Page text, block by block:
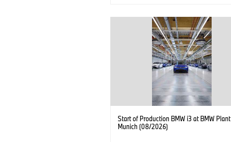
Start of Production BMW i3 at BMW Plant
Munich (08/2026)